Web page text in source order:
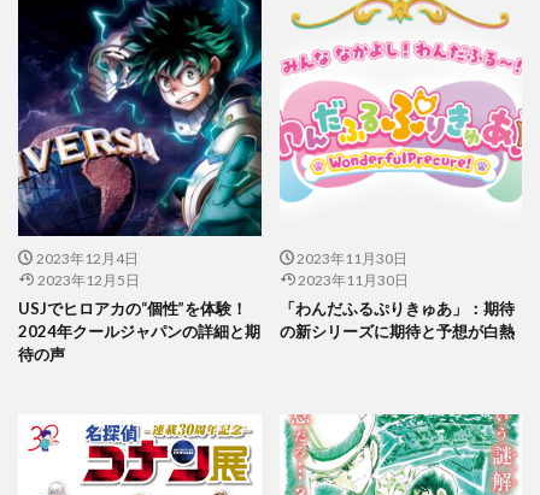
2023年12月4日
2023年12月5日
USJでヒロアカの“個性”を体験！
2024年クールジャパンの詳細と期
待の声
2023年11月30日
2023年11月30日
「わんだふるぷりきゅあ」：期待
の新シリーズに期待と予想が白熱